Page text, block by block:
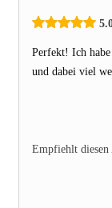
Perfekt! Ich habe
und dabei viel
Empfiehlt